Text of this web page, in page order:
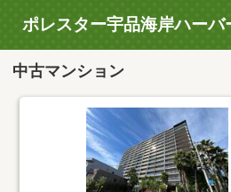
ポレスター宇品海岸ハー
中古マンション